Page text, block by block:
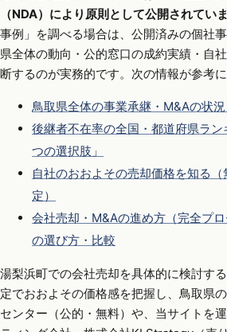
（NDA）により原則として公開されていま
事例」を調べる場合は、公開済みの個社
県全体の動向・公的窓口の成約実績・自
断するのが実務的です。次の情報が参考に
鳥取県全体の事業承継・M&Aの状
後継者不在率の全国・都道府県ラ
つの選択肢」
自社のおおよその売却価格を知る
定）
会社売却・M&Aの進め方（完全プロ
の選び方・比較
湯梨浜町での会社売却を具体的に検討す
定でおおよその価格感を把握し、鳥取県
センター（公的・無料）や、当サイトを